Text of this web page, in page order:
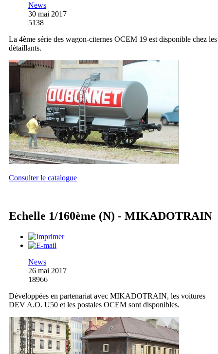
News
30 mai 2017
5138
La 4ème série des wagon-citernes OCEM 19 est disponible chez les
détaillants.
Consulter le catalogue
Echelle 1/160ème (N) - MIKADOTRAIN
News
26 mai 2017
18966
Développées en partenariat avec MIKADOTRAIN, les voitures
DEV A.O. U50 et les postales OCEM sont disponibles.